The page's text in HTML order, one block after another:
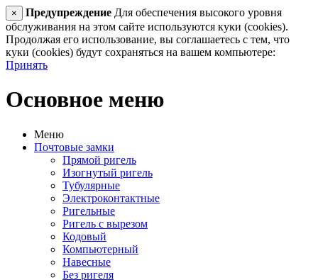
× Предупреждение Для обеспечения высокого уровня
обслуживания на этом сайте используются куки (cookies).
Продолжая его использование, вы соглашаетесь с тем, что
куки (cookies) будут сохраняться на вашем компьютере:
Принять
Основное меню
Меню
Почтовые замки
Прямой ригель
Изогнутый ригель
Тубулярные
Электроконтактные
Ригельные
Ригель с вырезом
Кодовый
Компьютерный
Навесные
Без ригеля